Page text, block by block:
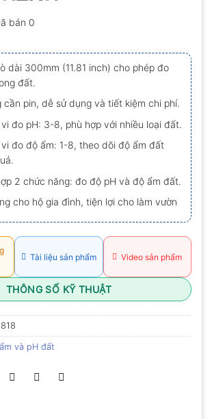
bán 0
dài 300mm (11.81 inch) cho phép đo
đất.
cần pin, dễ sử dụng và tiết kiệm chi phí.
vi đo pH: 3-8, phù hợp với nhiều loại đất.
vi đo độ ẩm: 1-8, theo dõi độ ẩm đất
2 chức năng: đo độ pH và độ ẩm đất.
cho hộ gia đình, tiện lợi cho làm vườn
Tài liệu sản phẩm Video sản phẩm
THÔNG SỐ KỸ THUẬT
và pH đất